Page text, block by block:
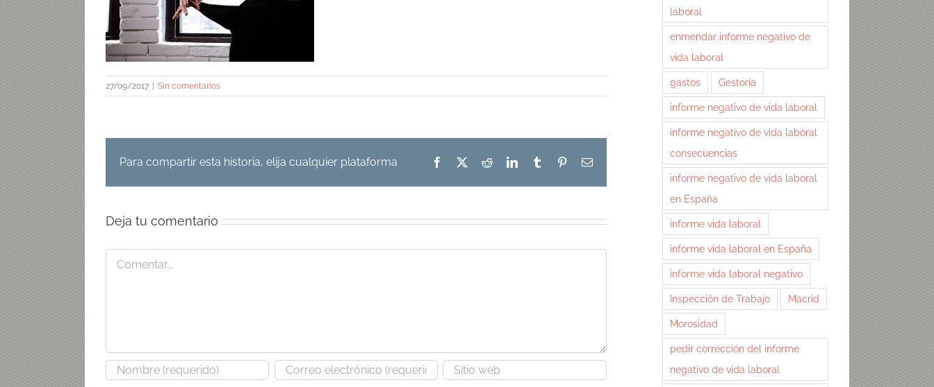
27/09/2017 Sin comentarios
Para compartir esta historia, elija cualquier plataforma Facebook
X RedditLinkedInTumblrPinterestCorreo
Deja tu comentario
Comentar
laboral
enmendar informe negativo de
vida laboral
gastos Gestoría
informe negativo de vida laboral
informe negativo de vida laboral
consecuencias
informe negativo de vida laboral
en España
informe vida laboral
informe vida laboral en España
informe vida laboral negativo
Inspección de Trabajo Macrid
Morosidad
pedir corrección del informe
negativo de vida laboral